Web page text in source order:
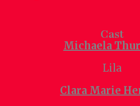
Cast
Michaela
Lila
Clara Marie